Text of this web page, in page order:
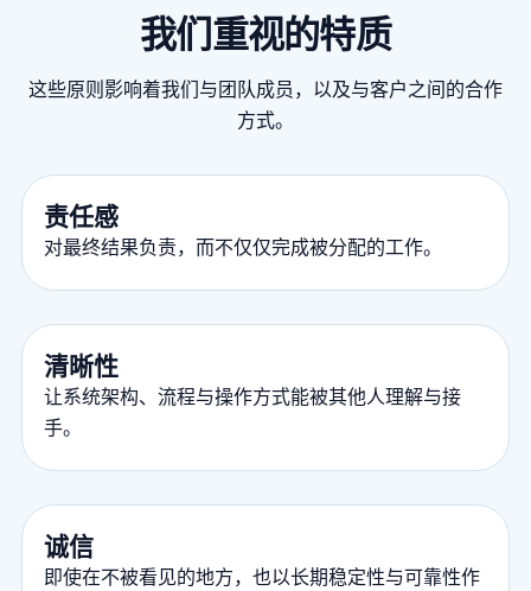
我们重视的特质
这些原则影响着我们与团队成员，以及与客户之间的合作
方式。
责任感
对最终结果负责，而不仅仅完成被分配的工作。
清晰性
让系统架构、流程与操作方式能被其他人理解与接
手。
诚信
即使在不被看见的地方，也以长期稳定性与可靠性作